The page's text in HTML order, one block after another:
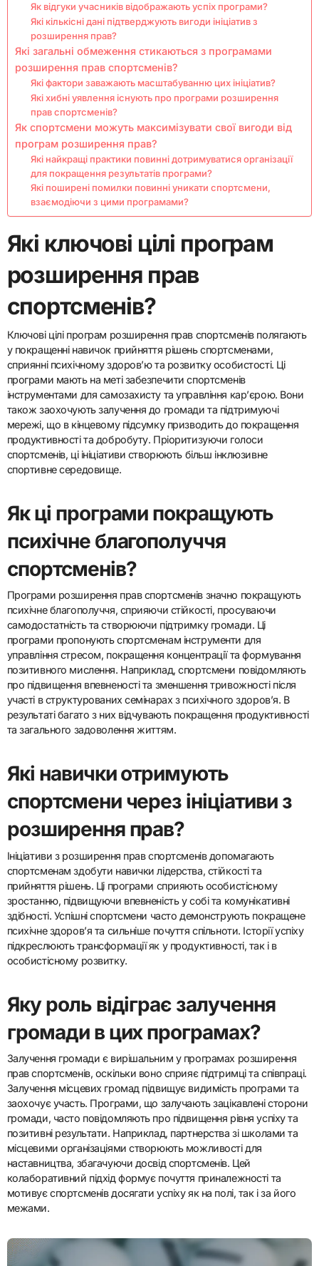
Як відгуки учасників відображають успіх програми?
Які кількісні дані підтверджують вигоди ініціатив з
розширення прав?
Які загальні обмеження стикаються з програмами
розширення прав спортсменів?
Які фактори заважають масштабуванню цих ініціатив?
Які хибні уявлення існують про програми розширення
прав спортсменів?
Як спортсмени можуть максимізувати свої вигоди від
програм розширення прав?
Які найкращі практики повинні дотримуватися організації
для покращення результатів програми?
Які поширені помилки повинні уникати спортсмени,
взаємодіючи з цими програмами?
Які ключові цілі програм
розширення прав
спортсменів?
Ключові цілі програм розширення прав спортсменів полягають
у покращенні навичок прийняття рішень спортсменами,
сприянні психічному здоров’ю та розвитку особистості. Ці
програми мають на меті забезпечити спортсменів
інструментами для самозахисту та управління кар’єрою. Вони
також заохочують залучення до громади та підтримуючі
мережі, що в кінцевому підсумку призводить до покращення
продуктивності та добробуту. Пріоритизуючи голоси
спортсменів, ці ініціативи створюють більш інклюзивне
спортивне середовище.
Як ці програми покращують
психічне благополуччя
спортсменів?
Програми розширення прав спортсменів значно покращують
психічне благополуччя, сприяючи стійкості, просуваючи
самодостатність та створюючи підтримку громади. Ці
програми пропонують спортсменам інструменти для
управління стресом, покращення концентрації та формування
позитивного мислення. Наприклад, спортсмени повідомляють
про підвищення впевненості та зменшення тривожності після
участі в структурованих семінарах з психічного здоров’я. В
результаті багато з них відчувають покращення продуктивності
та загального задоволення життям.
Які навички отримують
спортсмени через ініціативи з
розширення прав?
Ініціативи з розширення прав спортсменів допомагають
спортсменам здобути навички лідерства, стійкості та
прийняття рішень. Ці програми сприяють особистісному
зростанню, підвищуючи впевненість у собі та комунікативні
здібності. Успішні спортсмени часто демонструють покращене
психічне здоров’я та сильніше почуття спільноти. Історії успіху
підкреслюють трансформації як у продуктивності, так і в
особистісному розвитку.
Яку роль відіграє залучення
громади в цих програмах?
Залучення громади є вирішальним у програмах розширення
прав спортсменів, оскільки воно сприяє підтримці та співпраці.
Залучення місцевих громад підвищує видимість програми та
заохочує участь. Програми, що залучають зацікавлені сторони
громади, часто повідомляють про підвищення рівня успіху та
позитивні результати. Наприклад, партнерства зі школами та
місцевими організаціями створюють можливості для
наставництва, збагачуючи досвід спортсменів. Цей
колаборативний підхід формує почуття приналежності та
мотивує спортсменів досягати успіху як на полі, так і за його
межами.